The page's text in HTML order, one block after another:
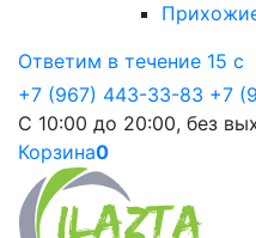
Ответим в течение 15 с
+7 (967) 443-33-83 +7
С 10:00 до 20:00, без
Корзина0